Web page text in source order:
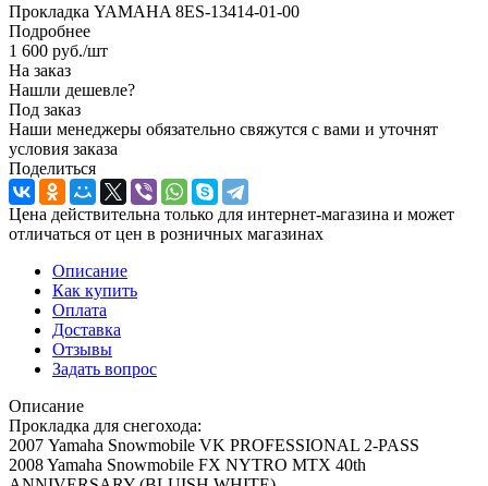
Прокладка YAMAHA 8ES-13414-01-00
Подробнее
1 600 руб./шт
На заказ
Нашли дешевле?
Под заказ
Наши менеджеры обязательно свяжутся с вами и уточнят
условия заказа
Поделиться
Цена действительна только для интернет-магазина и может
отличаться от цен в розничных магазинах
Описание
Как купить
Оплата
Доставка
Отзывы
Задать вопрос
Описание
Прокладка для снегохода:
2007 Yamaha Snowmobile VK PROFESSIONAL 2-PASS
2008 Yamaha Snowmobile FX NYTRO MTX 40th